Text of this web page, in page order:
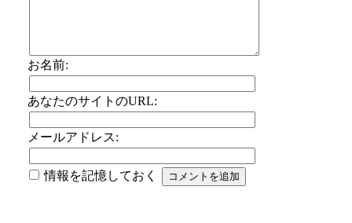
お名前:
あなたのサイトのURL:
メールアドレス:
情報を記憶しておく